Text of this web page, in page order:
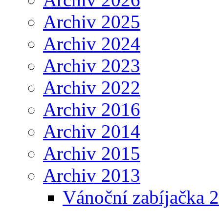
Archiv 2025
Archiv 2024
Archiv 2023
Archiv 2022
Archiv 2016
Archiv 2014
Archiv 2015
Archiv 2013
Vánoční zabíjačka